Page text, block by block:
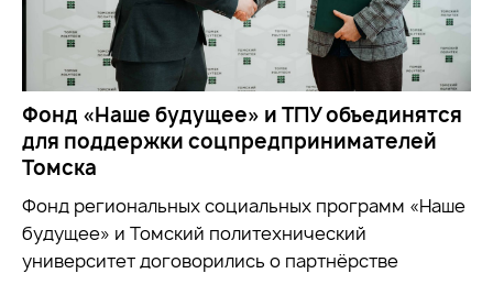
Фонд «Наше будущее» и ТПУ объединятся
для поддержки соцпредпринимателей
Томска
Фонд региональных социальных программ «Наше
будущее» и Томский политехнический
университет договорились о партнёрстве